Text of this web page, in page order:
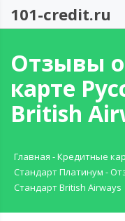
101-credit.ru
Отзывы
карте
British
Главная -Кредитные
Стандарт Платинум -
Стандарт British Airways